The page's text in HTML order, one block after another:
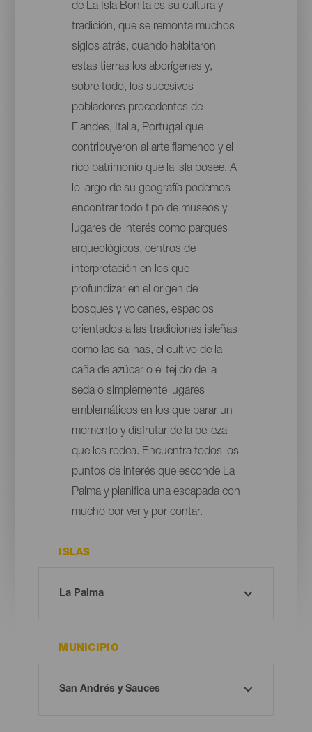
de La Isla Bonita es su cultura y
tradición, que se remonta muchos
siglos atrás, cuando habitaron
estas tierras los aborígenes y,
sobre todo, los sucesivos
pobladores procedentes de
Flandes, Italia, Portugal que
contribuyeron al arte flamenco y el
rico patrimonio que la isla posee. A
lo largo de su geografía podemos
encontrar todo tipo de museos y
lugares de interés como parques
arqueológicos, centros de
interpretación en los que
profundizar en el origen de
bosques y volcanes, espacios
orientados a las tradiciones isleñas
como las salinas, el cultivo de la
caña de azúcar o el tejido de la
seda o simplemente lugares
emblemáticos en los que parar un
momento y disfrutar de la belleza
que los rodea. Encuentra todos los
puntos de interés que esconde La
Palma y planifica una escapada con
mucho por ver y por contar.
ISLAS
MUNICIPIO